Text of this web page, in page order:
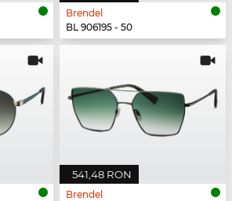
Brendel
BL 906195 - 50
541,48 RON
Brendel